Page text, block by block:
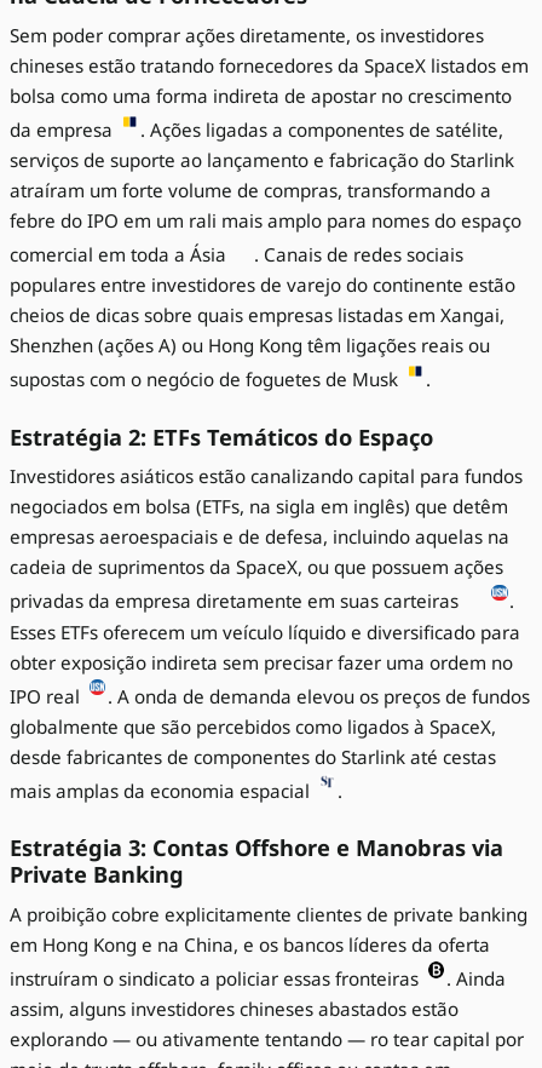
Sem poder comprar ações diretamente, os investidores
chineses estão tratando fornecedores da SpaceX listados em
bolsa como uma forma indireta de apostar no crescimento
da empresa
. Ações ligadas a componentes de satélite,
serviços de suporte ao lançamento e fabricação do Starlink
atraíram um forte volume de compras, transformando a
febre do IPO em um rali mais amplo para nomes do espaço
comercial em toda a Ásia
. Canais de redes sociais
populares entre investidores de varejo do continente estão
cheios de dicas sobre quais empresas listadas em Xangai,
Shenzhen (ações A) ou Hong Kong têm ligações reais ou
supostas com o negócio de foguetes de Musk
.
Estratégia 2: ETFs Temáticos do Espaço
Investidores asiáticos estão canalizando capital para fundos
negociados em bolsa (ETFs, na sigla em inglês) que detêm
empresas aeroespaciais e de defesa, incluindo aquelas na
cadeia de suprimentos da SpaceX, ou que possuem ações
privadas da empresa diretamente em suas carteiras
.
Esses ETFs oferecem um veículo líquido e diversificado para
obter exposição indireta sem precisar fazer uma ordem no
IPO real
. A onda de demanda elevou os preços de fundos
globalmente que são percebidos como ligados à SpaceX,
desde fabricantes de componentes do Starlink até cestas
mais amplas da economia espacial
.
Estratégia 3: Contas Offshore e Manobras via
Private Banking
A proibição cobre explicitamente clientes de private banking
em Hong Kong e na China, e os bancos líderes da oferta
instruíram o sindicato a policiar essas fronteiras
. Ainda
assim, alguns investidores chineses abastados estão
explorando — ou ativamente tentando — ro tear capital por